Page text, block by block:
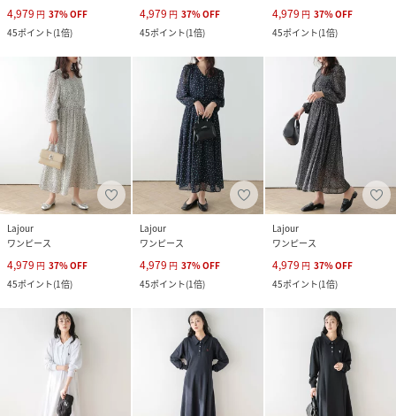
4,979 円 37%OFF
45ポイント(1倍)
4,979 円 37%OFF
45ポイント(1倍)
4,979 円 37%OFF
45ポイント(1倍)
Lajour
ワンピース
4,979 円 37%OFF
45ポイント(1倍)
Lajour
ワンピース
4,979 円 37%OFF
45ポイント(1倍)
Lajour
ワンピース
4,979 円 37%OFF
45ポイント(1倍)